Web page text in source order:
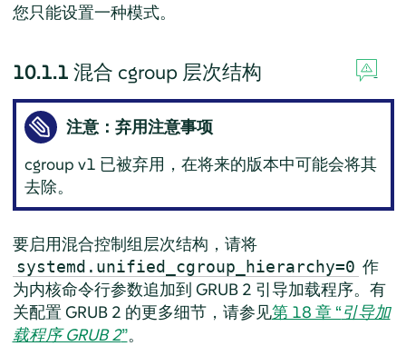
您只能设置一种模式。
10.1.1 混合 cgroup 层次结构
注意：弃用注意事项
cgroup v1 已被弃用，在将来的版本中可能会将其
去除。
要启用混合控制组层次结构，请将
systemd.unified_cgroup_hierarchy=0 作
为内核命令行参数追加到 GRUB 2 引导加载程序。有
关配置 GRUB 2 的更多细节，请参见第 18 章 “引导加
载程序 GRUB 2”。